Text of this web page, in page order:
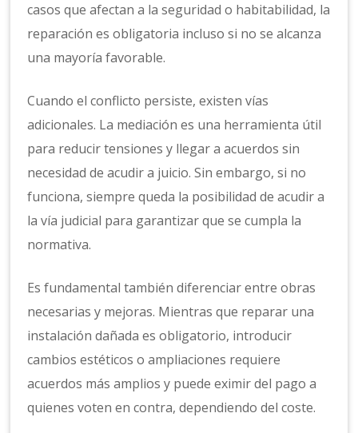
casos que afectan a la seguridad o habitabilidad, la
reparación es obligatoria incluso si no se alcanza
una mayoría favorable.
Cuando el conflicto persiste, existen vías
adicionales. La mediación es una herramienta útil
para reducir tensiones y llegar a acuerdos sin
necesidad de acudir a juicio. Sin embargo, si no
funciona, siempre queda la posibilidad de acudir a
la vía judicial para garantizar que se cumpla la
normativa.
Es fundamental también diferenciar entre obras
necesarias y mejoras. Mientras que reparar una
instalación dañada es obligatorio, introducir
cambios estéticos o ampliaciones requiere
acuerdos más amplios y puede eximir del pago a
quienes voten en contra, dependiendo del coste.